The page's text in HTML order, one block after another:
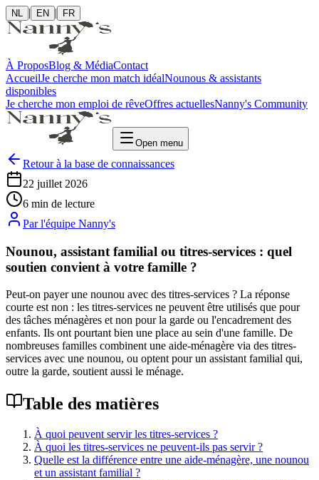
NL | EN | FR
À ProposBlog & MédiaContact
AccueilJe cherche mon match idéalNounous & assistants
disponibles
Je cherche mon emploi de rêveOffres actuellesNanny's Community
Open menu
Retour à la base de connaissances
22 juillet 2026
6 min de lecture
Par l'équipe Nanny's
Nounou, assistant familial ou titres-services : quel
soutien convient à votre famille ?
Peut-on payer une nounou avec des titres-services ? La réponse
courte est non : les titres-services ne peuvent être utilisés que pour
des tâches ménagères et non pour la garde ou l'encadrement des
enfants. Ils ont pourtant bien une place au sein d'une famille. De
nombreuses familles combinent une aide-ménagère via des titres-
services avec une nounou, ou optent pour un assistant familial qui,
outre la garde, soutient aussi le ménage.
Table des matières
À quoi peuvent servir les titres-services ?
À quoi les titres-services ne peuvent-ils pas servir ?
Quelle est la différence entre une aide-ménagère, une nounou
et un assistant familial ?